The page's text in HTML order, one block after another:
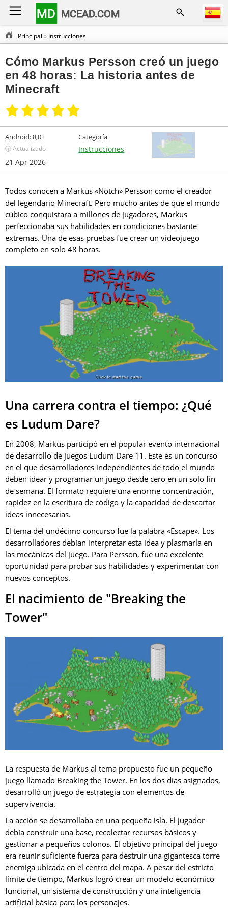
MD MCEAD.COM
Principal » Instrucciones
Cómo Markus Persson creó un juego
en 48 horas: La historia antes de
Minecraft
Android:8,0+
🕣 Actualizado
21 Apr 2026
Categoría
Instrucciones
Todos conocen a Markus «Notch» Persson como el creador
del legendario Minecraft. Pero mucho antes de que el mundo
cúbico conquistara a millones de jugadores, Markus
perfeccionaba sus habilidades en condiciones bastante
extremas. Una de esas pruebas fue crear un videojuego
completo en solo 48 horas.
Una carrera contra el tiempo: ¿Qué
es Ludum Dare?
En 2008, Markus participó en el popular evento internacional
de desarrollo de juegos Ludum Dare 11. Este es un concurso
en el que desarrolladores independientes de todo el mundo
deben idear y programar un juego desde cero en un solo fin
de semana. El formato requiere una enorme concentración,
rapidez en la escritura de código y la capacidad de descartar
ideas innecesarias.
El tema del undécimo concurso fue la palabra «Escape». Los
desarrolladores debían interpretar esta idea y plasmarla en
las mecánicas del juego. Para Persson, fue una excelente
oportunidad para probar sus habilidades y experimentar con
nuevos conceptos.
El nacimiento de "Breaking the
Tower"
La respuesta de Markus al tema propuesto fue un pequeño
juego llamado Breaking the Tower. En los dos días asignados,
desarrolló un juego de estrategia con elementos de
supervivencia.
La acción se desarrollaba en una pequeña isla. El jugador
debía construir una base, recolectar recursos básicos y
gestionar a pequeños colonos. El objetivo principal del juego
era reunir suficiente fuerza para destruir una gigantesca torre
enemiga ubicada en el centro del mapa. A pesar del estricto
límite de tiempo, Markus logró crear un modelo económico
funcional, un sistema de construcción y una inteligencia
artificial básica para los personajes.